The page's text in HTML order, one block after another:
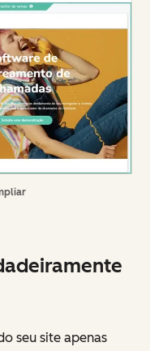
seu site apenas